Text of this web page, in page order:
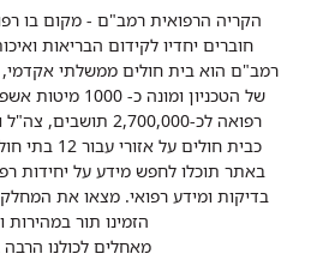
הקריה הרפואית רמב"ם - מקום בו
חוברים יחדיו לקידום הבריאות
רמב"ם הוא בית חולים ממשלתי
של הטכניון
רפואה לכ-2,700,000
כבית חולים על אזורי עבור 12 בתי חולים בצפון מדינת ישראל.
באתר תוכלו לחפש מידע על יחידות
בדיקות ומידע רפואי. מצאו את
הזמינו תור במהירות
מאחלים לכולנו הרבה